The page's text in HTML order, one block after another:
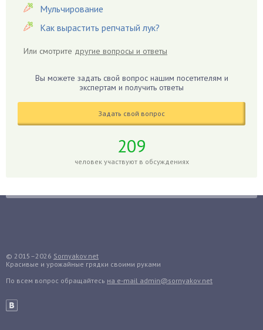
Герань
Гиацинт
Гиппеаструм
Годжи
Голубика
Гуава
Гузмания
Дайкон
Мульчирование
Как вырастить репчатый лук?
Или смотрите другие вопросы и ответы
Вы можете задать свой вопрос нашим посетителям и
экспертам и получить ответы
Задать свой вопрос
209
человек участвуют в обсуждениях
© 2015–2026 Sornyakov.net
Красивые и урожайные грядки своими руками
По всем вопрос обращайтесь на e-mail admin@sornyakov.net